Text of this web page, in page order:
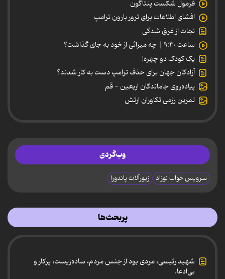
فرمول شکست پنتاگون
افشای اطلاعات برای ترور بارون ترامپ
نجات از غرق شدگی
ساعت ۹:۴۰ | چه میراثی از خود به جای گذاشت؟
یک کودک دو چهره!
آزادگان جهان برای حذف ترامپ دست به کار شدند؟
پیاده‌روی جاماندگان اربعین - قم
تمرین رزمی تکاوران ارتش
وب‌گردی
سرویس خواب نوزاد زیورآلات پاندورا
پربحث‌ها
شهید رئیسی، مردی بود از جنس مردم، ساده‌زیست، پرکار و
بی‌ادعا.